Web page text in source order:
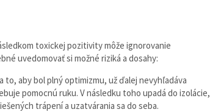
toxickej pozitivity môže ignorovanie
uvedomovať si možné riziká a dosahy:
to, aby bol plný optimizmu, už ďalej nevyhľadáva
pomocnú ruku. V následku toho upadá do izolácie,
trápení a uzatvárania sa do seba.